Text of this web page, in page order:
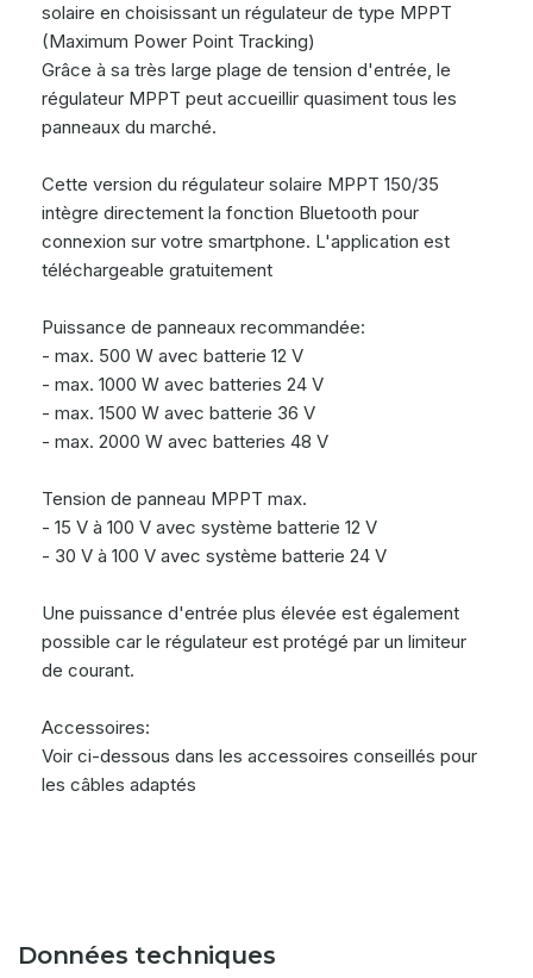
solaire en choisissant un régulateur de type MPPT
(Maximum Power Point Tracking)
Grâce à sa très large plage de tension d'entrée, le
régulateur MPPT peut accueillir quasiment tous les
panneaux du marché.
Cette version du régulateur solaire MPPT 150/35
intègre directement la fonction Bluetooth pour
connexion sur votre smartphone. L'application est
téléchargeable gratuitement
Puissance de panneaux recommandée:
- max. 500 W avec batterie 12 V
- max. 1000 W avec batteries 24 V
- max. 1500 W avec batterie 36 V
- max. 2000 W avec batteries 48 V
Tension de panneau MPPT max.
- 15 V à 100 V avec système batterie 12 V
- 30 V à 100 V avec système batterie 24 V
Une puissance d'entrée plus élevée est également
possible car le régulateur est protégé par un limiteur
de courant.
Accessoires:
Voir ci-dessous dans les accessoires conseillés pour
les câbles adaptés
Données techniques